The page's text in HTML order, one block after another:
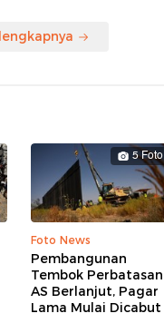
5 Foto
Foto News
Pembangunan
Tembok Perbatasan
AS Berlanjut, Pagar
Lama Mulai Dicabut